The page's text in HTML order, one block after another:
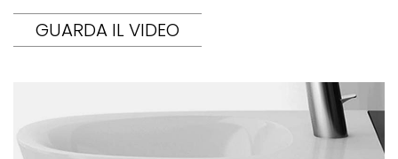
GUARDA IL VIDEO